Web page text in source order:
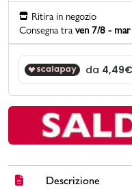
Gift card
Ritira in negozio
Consegna tra ven 7/8 -
Descrizione